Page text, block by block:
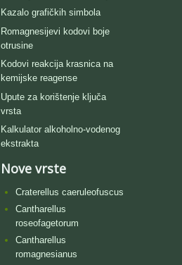
Kazalo grafičkih simbola
Romagnesijevi kodovi boje
otrusine
Kodovi reakcija krasnica na
kemijske reagense
Upute za korištenje ključa
vrsta
Kalkulator alkoholno-vodenog
ekstrakta
Nove vrste
Craterellus caeruleofuscus
Cantharellus
roseofagetorum
Cantharellus
romagnesianus